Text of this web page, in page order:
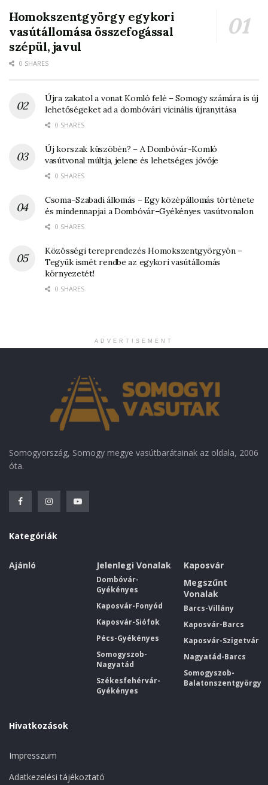
Homokszentgyörgy egykori
vasútállomása összefogással
szépül, javul
0 SHARES
Újra zakatol a vonat Komló felé – Somogy számára is új
lehetőségeket ad a dombóvári vicinális újranyitása
0 SHARES
Új korszak küszöbén? – A Dombóvár-Komló
vasútvonal múltja, jelene és lehetséges jövője
0 SHARES
Csoma–Szabadi állomás – Egy középállomás története
és mindennapjai a Dombóvár–Gyékényes vasútvonalon
0 SHARES
Közösségi tereprendezés Homokszentgyörgyön –
Tegyük ismét rendbe az egykori vasútállomás
környezetét!
0 SHARES
ADVERTISEMENT
Somogyország, Somogy megye vasútbarátainak az oldala, 2006
óta.
Kategóriák
Ajánló Jelenlegi Vonalak
Dombóvár-
Gyékényes
Kaposvár-Fonyód
Kaposvár-Siófok
Pécs-Gyékényes
Somogyszob-
Nagyatád
Székesfehérvár-
Gyékényes
Kaposvár
Megszűnt
Vonalak
Barcs-Villány
Kaposvár-Barcs
Kaposvár-Szigetvár
Nagyatád-Barcs
Somogyszob-
Balatonszentgyörgy
Hivatkozások
Impresszum
Adatkezelési tájékoztató